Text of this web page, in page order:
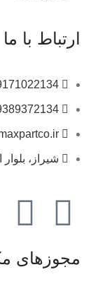
ارتباط با ما
شیراز،
مجوزهای